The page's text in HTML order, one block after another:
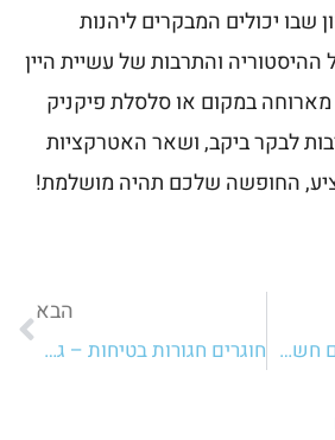
שבו יכולים המבקרים ליהנות
ההיסטוריה והתרבות של עשיית היין
מארוחה במקום או סלסלת פיקניק
לבקר ביקב, ושאר האטרקציות
החופשה שלכם תהיה מושלמת!
כל החופשה היה לכם חשק להמבורגר? 5 מנות בשר בקר שאתם חייבים לאכול כשאתם חוזרים לארץ
הבא
חוגרים חגורות בטיחות – גם בחו"ל: כללי זהירות בדרכים שיש להישמע להם בכל מקום בעולם